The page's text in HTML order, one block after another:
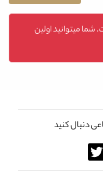
میتوانید اولین
دنبال کنید